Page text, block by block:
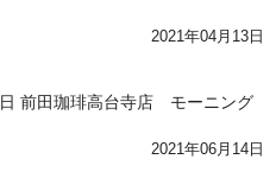
2021年04月13日
前田珈琲高台寺店 モーニング
2021年06月14日